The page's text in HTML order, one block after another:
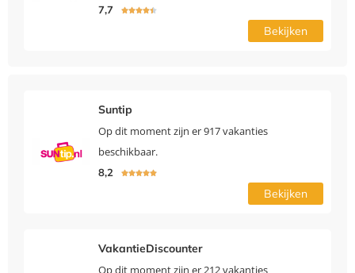
7,7 
Bekijken
Suntip
Op dit moment zijn er 917 vakanties
beschikbaar.
8,2 
Bekijken
VakantieDiscounter
Op dit moment zijn er 212 vakanties